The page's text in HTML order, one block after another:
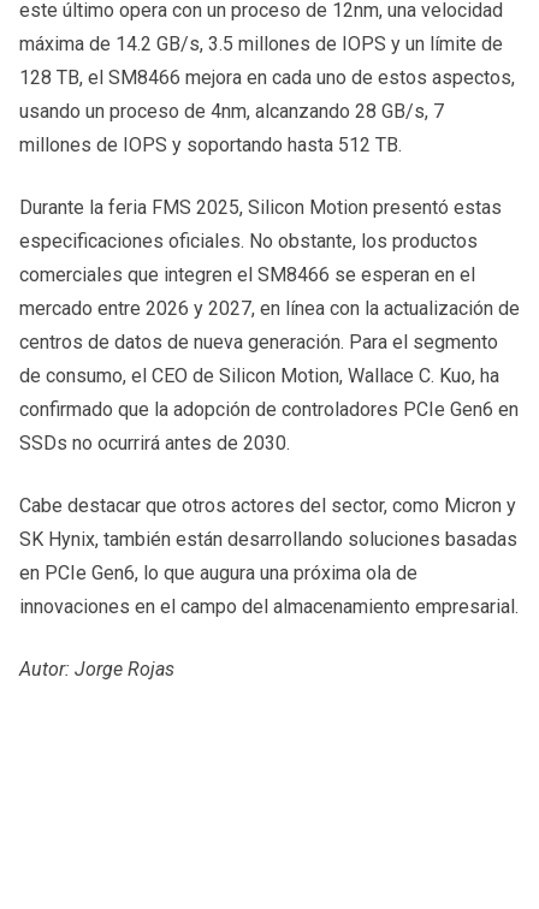
este último opera con un proceso de 12nm, una velocidad
máxima de 14.2 GB/s, 3.5 millones de IOPS y un límite de
128 TB, el SM8466 mejora en cada uno de estos aspectos,
usando un proceso de 4nm, alcanzando 28 GB/s, 7
millones de IOPS y soportando hasta 512 TB.
Durante la feria FMS 2025, Silicon Motion presentó estas
especificaciones oficiales. No obstante, los productos
comerciales que integren el SM8466 se esperan en el
mercado entre 2026 y 2027, en línea con la actualización de
centros de datos de nueva generación. Para el segmento
de consumo, el CEO de Silicon Motion, Wallace C. Kuo, ha
confirmado que la adopción de controladores PCIe Gen6 en
SSDs no ocurrirá antes de 2030.
Cabe destacar que otros actores del sector, como Micron y
SK Hynix, también están desarrollando soluciones basadas
en PCIe Gen6, lo que augura una próxima ola de
innovaciones en el campo del almacenamiento empresarial.
Autor: Jorge Rojas